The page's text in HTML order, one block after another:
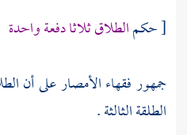
[ حكمالطلاق ثلاثا دفعة واحدة
جمهور فقهاء الأمصار على أن
الطلقة الثالثة .